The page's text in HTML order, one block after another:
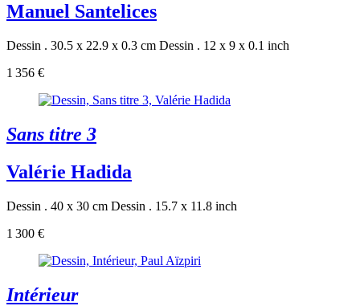
Manuel Santelices
Dessin . 30.5 x 22.9 x 0.3 cm Dessin . 12 x 9 x 0.1 inch
1 356 €
Sans titre 3
Valérie Hadida
Dessin . 40 x 30 cm Dessin . 15.7 x 11.8 inch
1 300 €
Intérieur